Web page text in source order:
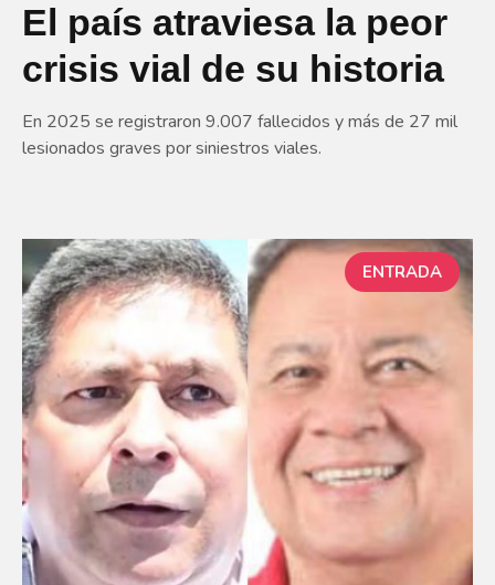
El país atraviesa la peor
crisis vial de su historia
En 2025 se registraron 9.007 fallecidos y más de 27 mil
lesionados graves por siniestros viales.
ENTRADA